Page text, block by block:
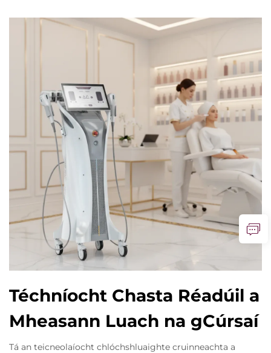
Téchníocht Chasta Réadúil a
Mheasann Luach na gCúrsaí
Tá an teicneolaíocht chlóchshluaighte cruinneachta a